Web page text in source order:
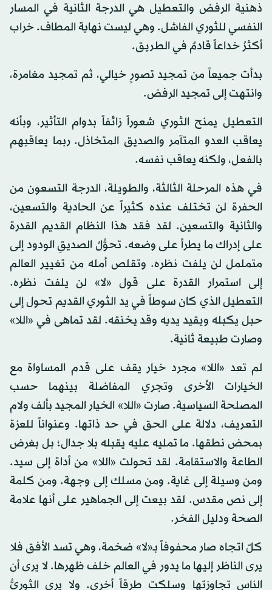
ذهنية الرفض والتعطيل هي الدرجة الثانية في المسار
النفسي للثوري الفاشل. وهي ليست نهاية المطاف. خراب
أكثرُ خداعاً قادمٌ في الطريق.
بدأت جميعاً من تمجيد تصورٍ خيالي، ثم تمجيد مغامرة،
وانتهت إلى تمجيد الرفض.
التعطيل يمنح الثوري شعوراً زائفاً بدوام التأثير، وبأنه
يعاقب العدو المتآمر والصديق المتخاذل. ربما يعاقبهم
بالفعل، ولكنه يعاقب نفسه.
في هذه المرحلة الثالثة، والطويلة، الدرجة التسعون من
الحفرة لن تختلف عنده كثيراً عن الحادية والتسعين،
والثانية والتسعين. لقد فقد هذا النظام القديم القدرة
على إدراك ما يطرأ على وضعه. تحوُّلُ الصديقِ الودود إلى
متململ لن يلفت نظره. وتقلص أمله من تغيير العالم
إلى استمرار القدرة على قول «لا» لن يلفت نظره.
التعطيل الذي كان سوطاً في يد الثوري القديم تحول إلى
حبل يكبله ويقيد يديه وقد يخنقه. لقد تماهى في «اللا»
وصارت طبيعة ثانية.
لم تعد «اللا» مجرد خيار يقف على قدم المساواة مع
الخيارات الأخرى وتجري المفاضلة بينهما حسب
المصلحة السياسية. صارت «اللا» الخيار المجيد بألف ولام
التعريف، دلالة على الحق في حد ذاتها. وعنواناً للعزة
بمحض نطقها. ما تمليه عليه يقبله بلا جدال؛ بل بغرض
الطاعة والاستقامة. لقد تحولت «اللا» من أداة إلى سيد.
ومن وسيلة إلى غاية. ومن مسلك إلى وجهة. ومن كلمة
إلى نص مقدس. لقد بيعت إلى الجماهير على أنها علامة
الصحة ودليل الفخر.
كلّ اتجاه صار محفوفاً بـ«لا» ضخمة، وهي تسد الأفق فلا
يرى الناظر إليها ما يدور في العالم خلف ظهرها. لا يرى أن
الناس تجاوزتها وسلكت طرقاً أخرى. ولا يرى الثوريُّ